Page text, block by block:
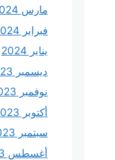
مارس 2024
فبراير 2024
يناير 2024
ديسمبر 2023
نوفمبر 2023
أكتوبر 2023
سبتمبر 2023
أغسطس 2023